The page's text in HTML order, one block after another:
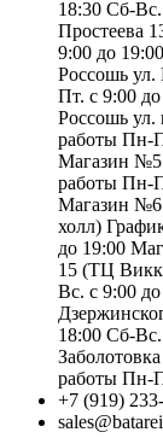
18:30 Сб-
Простеева
9:00 до
Россошь
Пт. с 9:00
Россошь ул.
работы Пн-
Магазин №5
работы Пн-
Магазин №6
холл)
до 19:00
15 (ТЦ
Вс. с 9:00
18:00 Сб-
работы Пн-
+7 (919)